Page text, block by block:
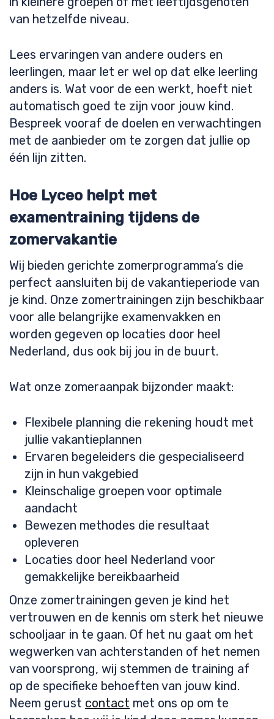
van hetzelfde niveau.
Lees ervaringen van andere ouders en
leerlingen, maar let er wel op dat elke leerling
anders is. Wat voor de een werkt, hoeft niet
automatisch goed te zijn voor jouw kind.
Bespreek vooraf de doelen en verwachtingen
met de aanbieder om te zorgen dat jullie op
één lijn zitten.
Hoe Lyceo helpt met
examentraining tijdens de
zomervakantie
Wij bieden gerichte zomerprogramma’s die
perfect aansluiten bij de vakantieperiode van
je kind. Onze zomertrainingen zijn beschikbaar
voor alle belangrijke examenvakken en
worden gegeven op locaties door heel
Nederland, dus ook bij jou in de buurt.
Wat onze zomeraanpak bijzonder maakt:
Flexibele planning die rekening houdt met
jullie vakantieplannen
Ervaren begeleiders die gespecialiseerd
zijn in hun vakgebied
Kleinschalige groepen voor optimale
aandacht
Bewezen methodes die resultaat
opleveren
Locaties door heel Nederland voor
gemakkelijke bereikbaarheid
Onze zomertrainingen geven je kind het
vertrouwen en de kennis om sterk het nieuwe
schooljaar in te gaan. Of het nu gaat om het
wegwerken van achterstanden of het nemen
van voorsprong, wij stemmen de training af
op de specifieke behoeften van jouw kind.
Neem gerust contact met ons op om te